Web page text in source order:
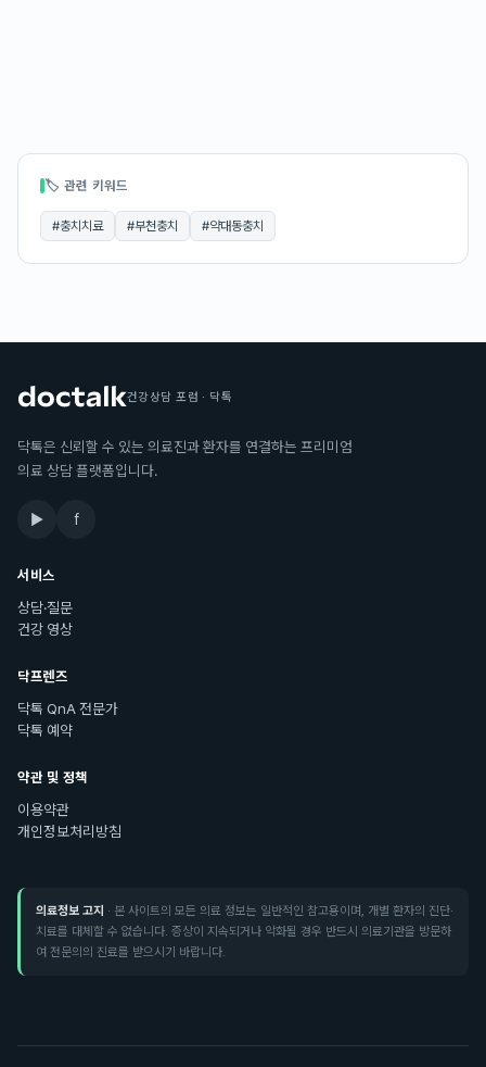
🏷 관련 키워드
#충치치료 #부천충치 #약대동충치
건강상담 포럼 · 닥톡
닥톡은 신뢰할 수 있는 의료진과 환자를 연결하는 프리미엄
의료 상담 플랫폼입니다.
▶ f
서비스
상담·질문
건강 영상
닥프렌즈
닥톡 QnA 전문가
닥톡 예약
약관 및 정책
이용약관
개인정보처리방침
의료정보 고지 · 본 사이트의 모든 의료 정보는 일반적인 참고용이며, 개별 환자의 진단·
치료를 대체할 수 없습니다. 증상이 지속되거나 악화될 경우 반드시 의료기관을 방문하
여 전문의의 진료를 받으시기 바랍니다.